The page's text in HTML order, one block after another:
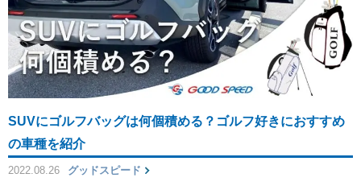
SUVにゴルフバッグは何個積める？ゴルフ好きにおすすめ
の車種を紹介
2022.08.26 グッドスピード